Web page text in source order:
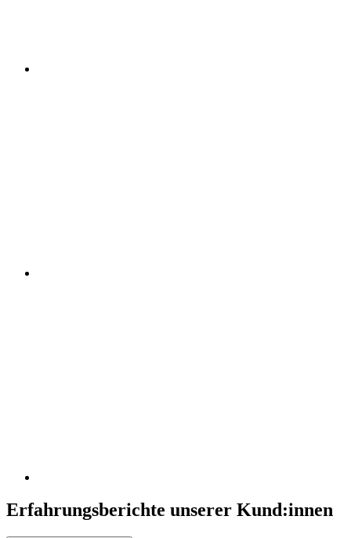
Erfahrungsberichte unserer Kund:innen